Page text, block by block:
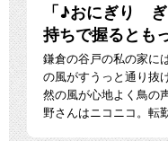
「♪おにぎり
持ちで握るとも
鎌倉の谷戸の私の家に
の風がすうっと通り抜
然の風が心地よく鳥の
野さんはニコニコ。転